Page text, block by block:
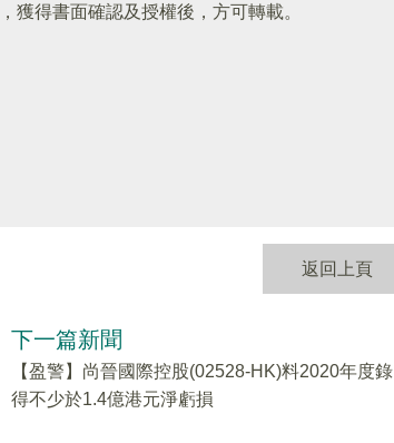
，獲得書面確認及授權後，方可轉載。
返回上頁
下一篇新聞
【盈警】尚晉國際控股(02528-HK)料2020年度錄
得不少於1.4億港元淨虧損